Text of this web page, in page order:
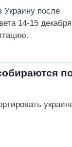
после
14-15